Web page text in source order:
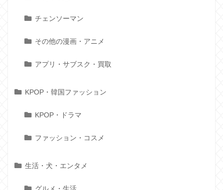
チェンソーマン
その他の漫画・アニメ
アプリ・サブスク・買取
KPOP・韓国ファッション
KPOP・ドラマ
ファッション・コスメ
生活・犬・エンタメ
グルメ・生活